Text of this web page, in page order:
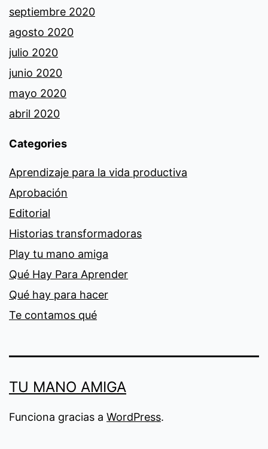
septiembre 2020
agosto 2020
julio 2020
junio 2020
mayo 2020
abril 2020
Categories
Aprendizaje para la vida productiva
Aprobación
Editorial
Historias transformadoras
Play tu mano amiga
Qué Hay Para Aprender
Qué hay para hacer
Te contamos qué
TU MANO AMIGA
Funciona gracias a WordPress.